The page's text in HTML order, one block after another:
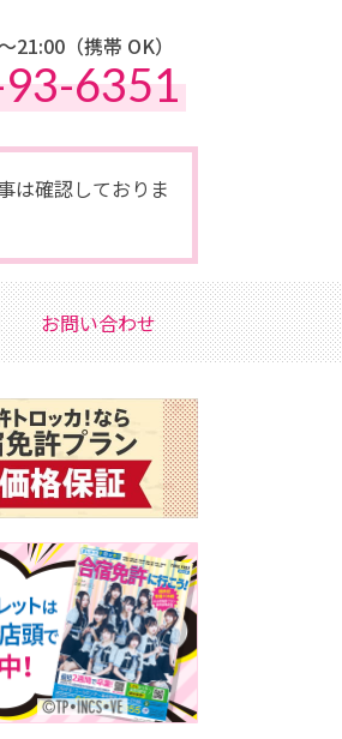
21:00（携帯 OK）
6351
は確認しておりま
お問い合わせ